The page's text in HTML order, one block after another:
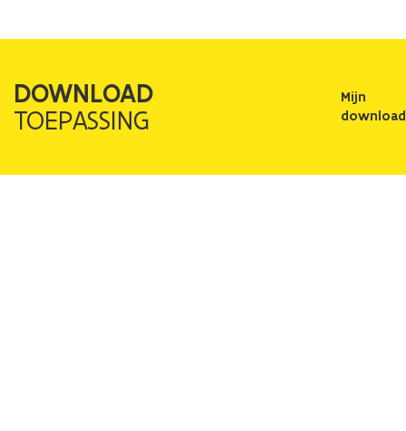
DOWNLOAD
TOEPASSING
Mijn